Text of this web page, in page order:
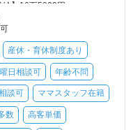
給】16万5000円
産休・育休制度あり
曜日相談可 年齢不問
談可 ママスタッフ在籍
数 高客単価